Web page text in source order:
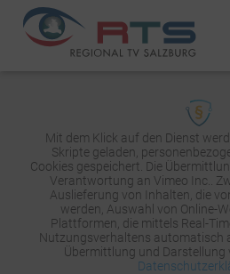
Mit dem Klick auf den Dienst
Skripte geladen,
Cookies gespeichert. Die
Verantwortung an Vimeo Inc..
Auslieferung von Inhalten, die
werden, Auswahl von Online-
Plattformen, die mittels Real-
Nutzungsverhaltens automatisch
Übermittlung und Darstellung